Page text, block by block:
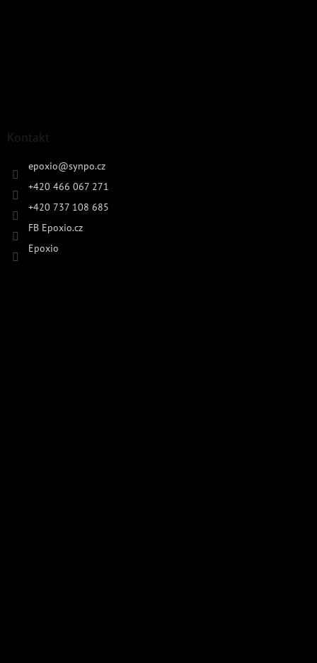
Kontakt
epoxio@synpo.cz
+420 466 067 271
+420 737 108 685
FB Epoxio.cz
Epoxio